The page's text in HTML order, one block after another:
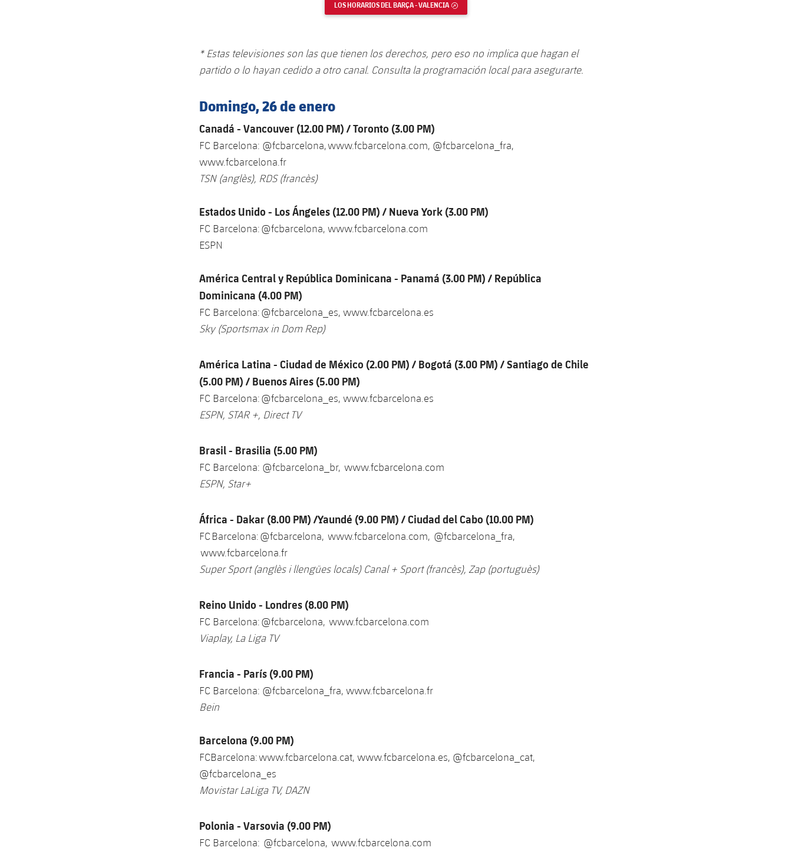
LOS HORARIOS DEL BARÇA - VALENCIA
* Estas televisiones son las que tienen los derechos, pero eso no implica que hagan el
partido o lo hayan cedido a otro canal. Consulta la programación local para asegurarte.
Domingo, 26 de enero
Canadá - Vancouver (12.00 PM) / Toronto (3.00 PM)
FC Barcelona: @fcbarcelona, www.fcbarcelona.com, @fcbarcelona_fra,
www.fcbarcelona.fr
TSN (anglès), RDS (francès)
Estados Unido - Los Ángeles (12.00 PM) / Nueva York (3.00 PM)
FC Barcelona: @fcbarcelona, www.fcbarcelona.com
ESPN
América Central y República Dominicana - Panamá (3.00 PM) / República
Dominicana (4.00 PM)
FC Barcelona: @fcbarcelona_es, www.fcbarcelona.es
Sky (Sportsmax in Dom Rep)
América Latina - Ciudad de México (2.00 PM) / Bogotá (3.00 PM) / Santiago de Chile
(5.00 PM) / Buenos Aires (5.00 PM)
FC Barcelona: @fcbarcelona_es, www.fcbarcelona.es
ESPN, STAR +, Direct TV
Brasil - Brasilia (5.00 PM)
FC Barcelona: @fcbarcelona_br, www.fcbarcelona.com
ESPN, Star+
África - Dakar (8.00 PM) /Yaundé (9.00 PM) / Ciudad del Cabo (10.00 PM)
FC Barcelona: @fcbarcelona, www.fcbarcelona.com, @fcbarcelona_fra,
www.fcbarcelona.fr
Super Sport (anglès i llengües locals) Canal + Sport (francès), Zap (portuguès)
Reino Unido - Londres (8.00 PM)
FC Barcelona: @fcbarcelona, www.fcbarcelona.com
Viaplay, La Liga TV
Francia - París (9.00 PM)
FC Barcelona: @fcbarcelona_fra, www.fcbarcelona.fr
Bein
Barcelona (9.00 PM)
FCBarcelona: www.fcbarcelona.cat, www.fcbarcelona.es, @fcbarcelona_cat,
@fcbarcelona_es
Movistar LaLiga TV, DAZN
Polonia - Varsovia (9.00 PM)
FC Barcelona: @fcbarcelona, www.fcbarcelona.com